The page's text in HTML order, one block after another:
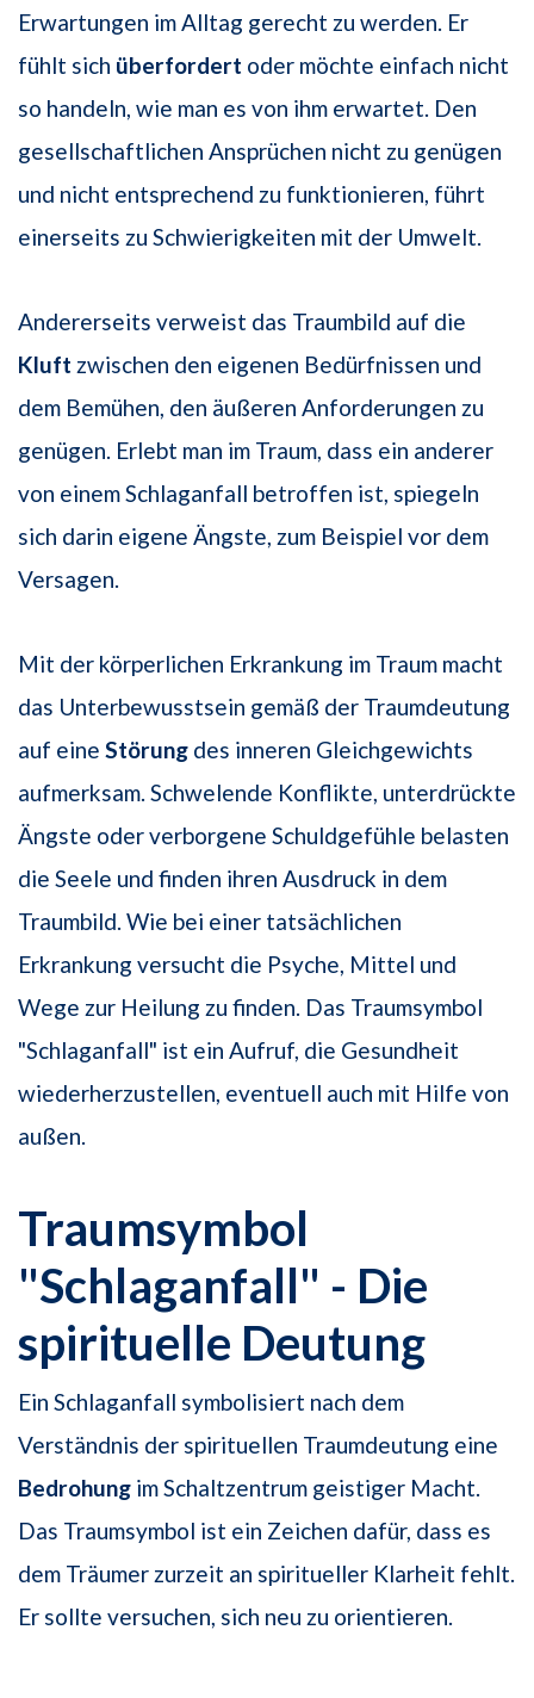
Erwartungen im Alltag gerecht zu werden. Er
fühlt sich überfordert oder möchte einfach nicht
so handeln, wie man es von ihm erwartet. Den
gesellschaftlichen Ansprüchen nicht zu genügen
und nicht entsprechend zu funktionieren, führt
einerseits zu Schwierigkeiten mit der Umwelt.
Andererseits verweist das Traumbild auf die
Kluft zwischen den eigenen Bedürfnissen und
dem Bemühen, den äußeren Anforderungen zu
genügen. Erlebt man im Traum, dass ein anderer
von einem Schlaganfall betroffen ist, spiegeln
sich darin eigene Ängste, zum Beispiel vor dem
Versagen.
Mit der körperlichen Erkrankung im Traum macht
das Unterbewusstsein gemäß der Traumdeutung
auf eine Störung des inneren Gleichgewichts
aufmerksam. Schwelende Konflikte, unterdrückte
Ängste oder verborgene Schuldgefühle belasten
die Seele und finden ihren Ausdruck in dem
Traumbild. Wie bei einer tatsächlichen
Erkrankung versucht die Psyche, Mittel und
Wege zur Heilung zu finden. Das Traumsymbol
"Schlaganfall" ist ein Aufruf, die Gesundheit
wiederherzustellen, eventuell auch mit Hilfe von
außen.
Traumsymbol
"Schlaganfall" - Die
spirituelle Deutung
Ein Schlaganfall symbolisiert nach dem
Verständnis der spirituellen Traumdeutung eine
Bedrohung im Schaltzentrum geistiger Macht.
Das Traumsymbol ist ein Zeichen dafür, dass es
dem Träumer zurzeit an spiritueller Klarheit fehlt.
Er sollte versuchen, sich neu zu orientieren.